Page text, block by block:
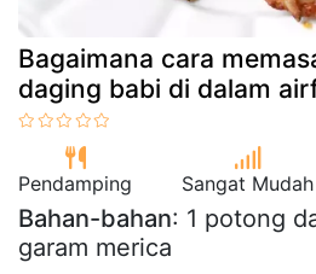
Bagaimana cara
daging babi di dalam
Pendamping Sangat Mudah
Bahan-bahan: 1 potong
garam merica